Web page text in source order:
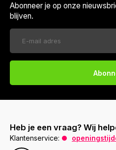
Abonneer je op onze
blijven.
Heb je een vraag? Wij
Klantenservice: